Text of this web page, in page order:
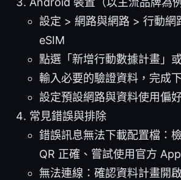
設定 > 網路與網路 > 行動網
eSIM
點選「新增行動數據計畫」
輸入必要的驗證資料，完成
設定預設網路與資料使用偏
常見錯誤與排除
錯誤訊息無法下載配置檔：
QR 正確、嘗試使用官方 App
無法連線：確認資料計畫開